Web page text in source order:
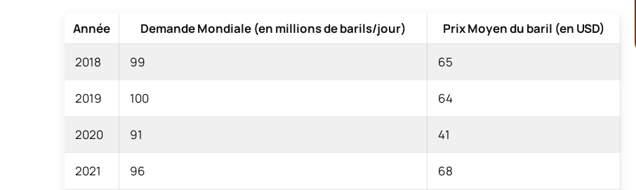
Année Demande Mondiale (en millions de barils/jour) Prix Moyen du baril (en USD)
2018 99 65
2019 100 64
2020 91 41
2021 96 68